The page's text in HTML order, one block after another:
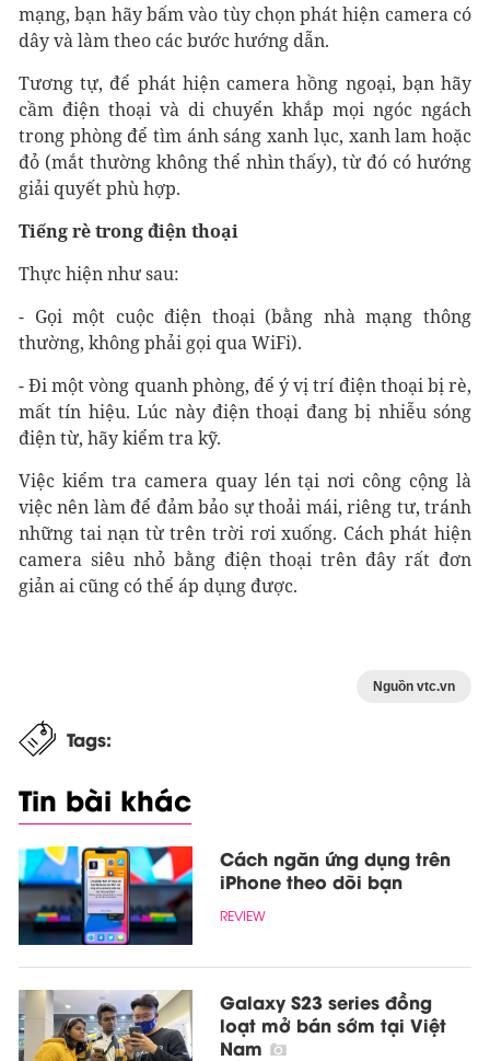
mạng, bạn hãy bấm vào tùy chọn phát hiện camera có
dây và làm theo các bước hướng dẫn.
Tương tự, để phát hiện camera hồng ngoại, bạn hãy
cầm điện thoại và di chuyển khắp mọi ngóc ngách
trong phòng để tìm ánh sáng xanh lục, xanh lam hoặc
đỏ (mắt thường không thể nhìn thấy), từ đó có hướng
giải quyết phù hợp.
Tiếng rè trong điện thoại
Thực hiện như sau:
- Gọi một cuộc điện thoại (bằng nhà mạng thông
thường, không phải gọi qua WiFi).
- Đi một vòng quanh phòng, để ý vị trí điện thoại bị rè,
mất tín hiệu. Lúc này điện thoại đang bị nhiễu sóng
điện từ, hãy kiểm tra kỹ.
Việc kiểm tra camera quay lén tại nơi công cộng là
việc nên làm để đảm bảo sự thoải mái, riêng tư, tránh
những tai nạn từ trên trời rơi xuống. Cách phát hiện
camera siêu nhỏ bằng điện thoại trên đây rất đơn
giản ai cũng có thể áp dụng được.
Nguồn vtc.vn
Tags:
Tin bài khác
Cách ngăn ứng dụng trên
iPhone theo dõi bạn
REVIEW
Galaxy S23 series đồng
loạt mở bán sớm tại Việt
Nam